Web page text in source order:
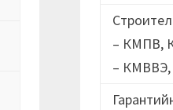
– КМПВ,
–